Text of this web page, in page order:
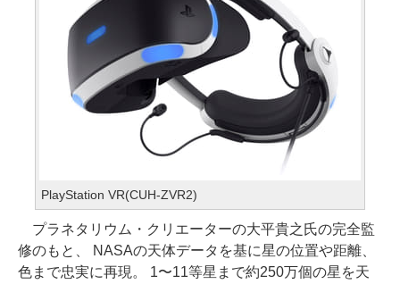
PlayStation VR(CUH-ZVR2)
プラネタリウム・クリエーターの大平貴之氏の完全監
修のもと、 NASAの天体データを基に星の位置や距離、
色まで忠実に再現。 1〜11等星まで約250万個の星を天